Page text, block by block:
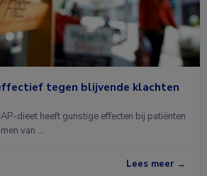
tegen blijvende klachten
dieet heeft gunstige effecten bij patiënten
van …
Lees meer →